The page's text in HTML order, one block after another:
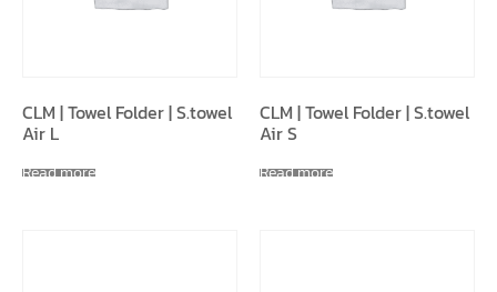
CLM | Towel Folder | S.towel
Air L
Read more
CLM | Towel Folder | S.towel
Air S
Read more